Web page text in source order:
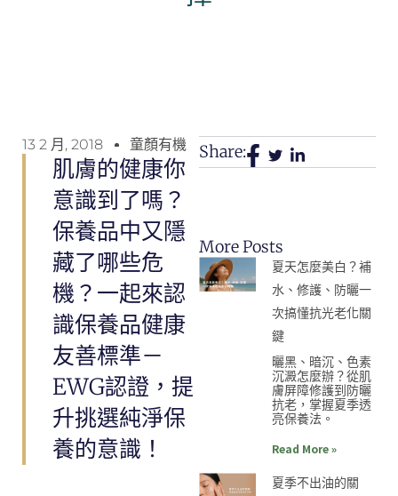
13 2 月, 2018 童顏有機
肌膚的健康你
意識到了嗎？
保養品中又隱
藏了哪些危
機？一起來認
識保養品健康
友善標準－
EWG認證，提
升挑選純淨保
養的意識！
Share:
More Posts
夏天怎麼美白？補
水、修護、防曬一
次搞懂抗光老化關
鍵
曬黑、暗沉、色素
沉澱怎麼辦？從肌
膚屏障修護到防曬
抗老，掌握夏季透
亮保養法。
Read More »
夏季不出油的關